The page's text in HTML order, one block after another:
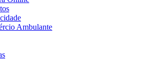
Ambulante